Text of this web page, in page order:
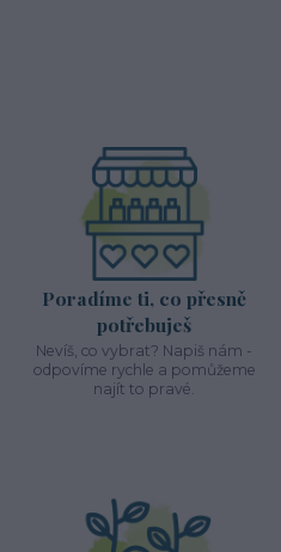
Poradíme ti, co přesně
potřebuješ
Nevíš, co vybrat? Napiš nám -
odpovíme rychle a pomůžeme
najít to pravé.